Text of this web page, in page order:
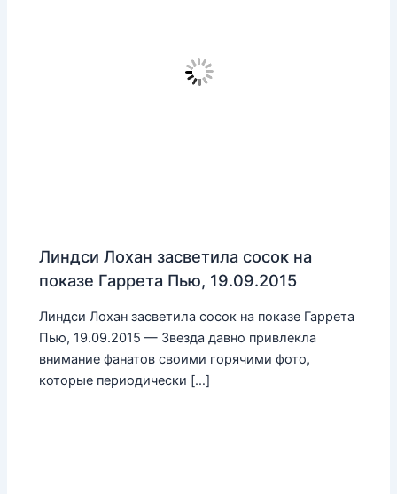
Линдси Лохан засветила сосок на
показе Гаррета Пью, 19.09.2015
Линдси Лохан засветила сосок на показе Гаррета
Пью, 19.09.2015 — Звезда давно привлекла
внимание фанатов своими горячими фото,
которые периодически […]